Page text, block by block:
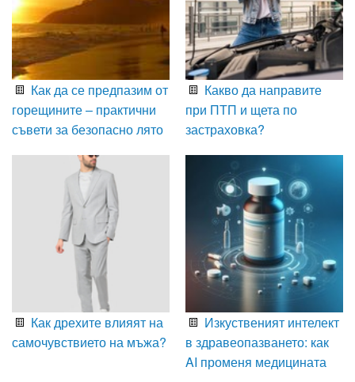
Как да се предпазим от
горещините – практични
съвети за безопасно лято
Какво да направите
при ПТП и щета по
застраховка?
Как дрехите влияят на
самочувствието на мъжа?
Изкуственият интелект
в здравеопазването: как
AI променя медицината